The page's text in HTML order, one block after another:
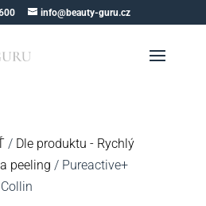
info@beauty-guru.cz
/ Dle produktu - Rychlý
peeling / Pureactive+